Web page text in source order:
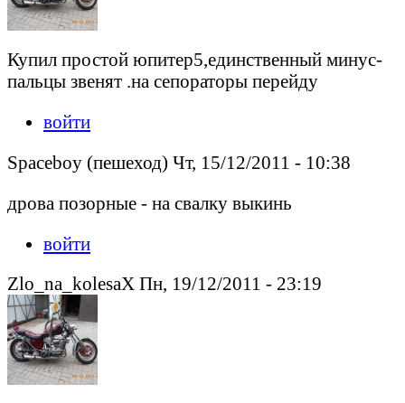
Купил простой юпитер5,единственный минус-
пальцы звенят .на сепораторы перейду
войти
Spaceboy (пешеход) Чт, 15/12/2011 - 10:38
дрова позорные - на свалку выкинь
войти
Zlo_na_kolesaX Пн, 19/12/2011 - 23:19